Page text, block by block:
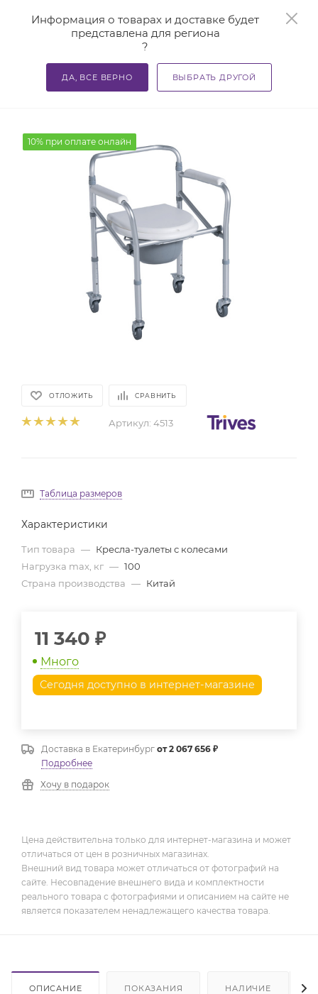
Информация о товарах и доставке будет
представлена для региона
?
ДА, ВСЕ ВЕРНО ВЫБРАТЬ ДРУГОЙ
Главная — Каталог — Средства реабилитации —
Кресло-туалет TRIVES CA615
10% при оплате онлайн
ОТЛОЖИТЬ СРАВНИТЬ
Артикул: 4513
Таблица размеров
Характеристики
Тип товара — Кресла-туалеты с колесами
Нагрузка max, кг — 100
Страна производства — Китай
11 340 ₽
Много
Сегодня доступно в интернет-магазине
Доставка в Екатеринбург от 2 067 656 ₽
Подробнее
Хочу в подарок
Цена действительна только для интернет-магазина и может
отличаться от цен в розничных магазинах.
Внешний вид товара может отличаться от фотографий на
сайте. Несовпадение внешнего вида и комплектности
реального товара с фотографиями и описанием на сайте не
является показателем ненадлежащего качества товара.
ОПИСАНИЕ ПОКАЗАНИЯ НАЛИЧИЕ